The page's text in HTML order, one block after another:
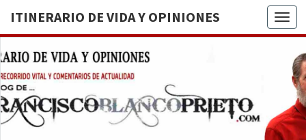
ITINERARIO DE VIDA Y OPINIONES
DE
BREVE
RECORRIDO
VITAL Y